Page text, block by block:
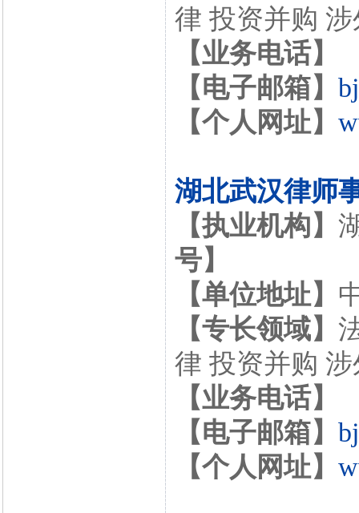
律 投资并购
【业务电话】
【电子邮箱】
【个人网址】
湖北武汉律师
【执业机构】
号】
【单位地址】
【专长领域】
律 投资并购
【业务电话】
【电子邮箱】
【个人网址】